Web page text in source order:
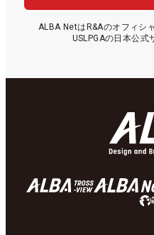
ALBA NetはR&Aのオフィシ
USLPGAの日本公式